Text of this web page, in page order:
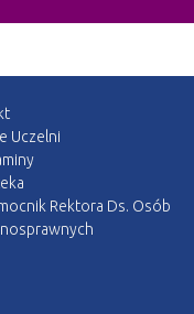
Uczelni
Rektora Ds. Osób